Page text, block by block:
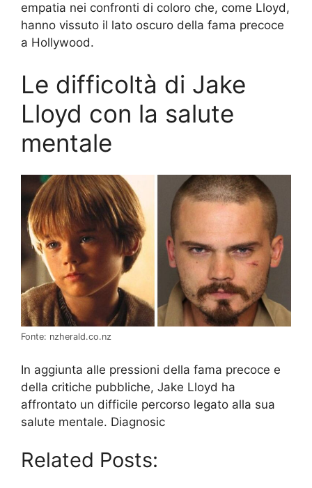
empatia nei confronti di coloro che, come Lloyd,
hanno vissuto il lato oscuro della fama precoce
a Hollywood.
Le difficoltà di Jake
Lloyd con la salute
mentale
Fonte: nzherald.co.nz
In aggiunta alle pressioni della fama precoce e
della critiche pubbliche, Jake Lloyd ha
affrontato un difficile percorso legato alla sua
salute mentale. Diagnosic
Related Posts: